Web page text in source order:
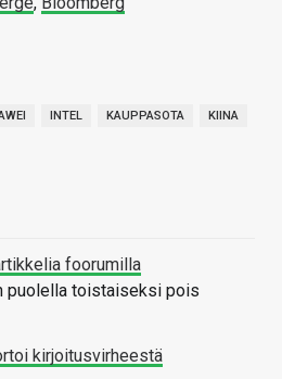
INTEL KAUPPASOTA KIINA
foorumilla
puolella toistaiseksi pois
kirjoitusvirheestä